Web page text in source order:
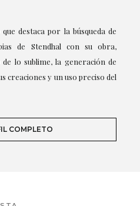
destaca por la búsqueda de
de Stendhal con su obra,
lo sublime, la generación de
creaciones y un uso preciso del
COMPLETO